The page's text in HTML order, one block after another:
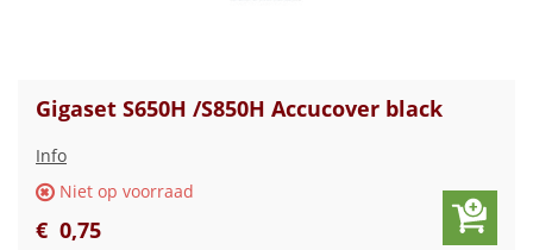
Gigaset S650H /S850H Accucover black
Info
Niet op voorraad
€ 0,75